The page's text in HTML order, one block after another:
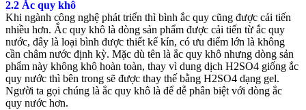
2.2 Ắc quy khô
Khi ngành công nghệ phát triển thì bình ắc quy cũng được cải tiến
nhiều hơn. Ắc quy khô là dòng sản phẩm được cải tiến từ ắc quy
nước, đây là loại bình được thiết kế kín, có ưu điểm lớn là không
cần châm nước định kỳ. Mặc dù tên là ắc quy khô nhưng dòng sản
phẩm này không khô hoàn toàn, thay vì dung dịch H2SO4 giống ắc
quy nước thì bên trong sẽ được thay thế bằng H2SO4 dạng gel.
Người ta gọi chúng là ắc quy khô là để dễ phân biệt với dòng ắc
quy nước hơn.